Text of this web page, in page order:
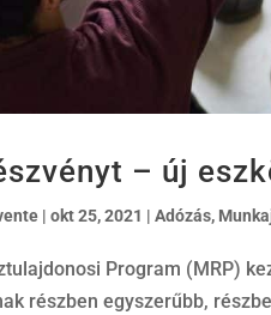
– új
|okt 25, 2021 |Adózás,
Program (MRP)
részben egyszerűbb,